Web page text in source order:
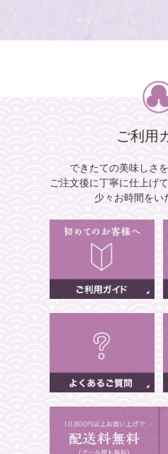
ご利用
できたての美味しさ
ご注文後に丁寧に仕上げて
少々お時間をい